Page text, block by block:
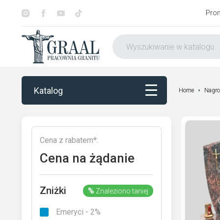
Katalog
Katalog
Otoczenie nagrobka
Home
Cena z rabatem*:
Cena na żądanie
Zniżki % Znaleziono taniej
Emeryci - 2%